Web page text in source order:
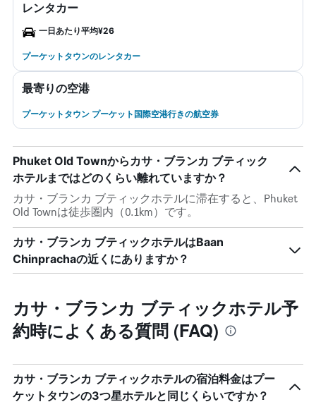
レンタカー
一日あたり平均¥26
プーケットタウンのレンタカー
最寄りの空港
プーケットタウン プーケット国際空港行きの航空券
Phuket Old Townからカサ・ブランカ ブティック
ホテルまではどのくらい離れていますか？
カサ・ブランカ ブティックホテルに滞在すると、Phuket
Old Townは徒歩圏内（0.1km）です。
カサ・ブランカ ブティックホテルはBaan
Chinprachaの近くにありますか？
カサ・ブランカ ブティックホテル予
約時によくある質問 (FAQ)
カサ・ブランカ ブティックホテルの宿泊料金はプー
ケットタウンの3つ星ホテルと同じくらいですか？